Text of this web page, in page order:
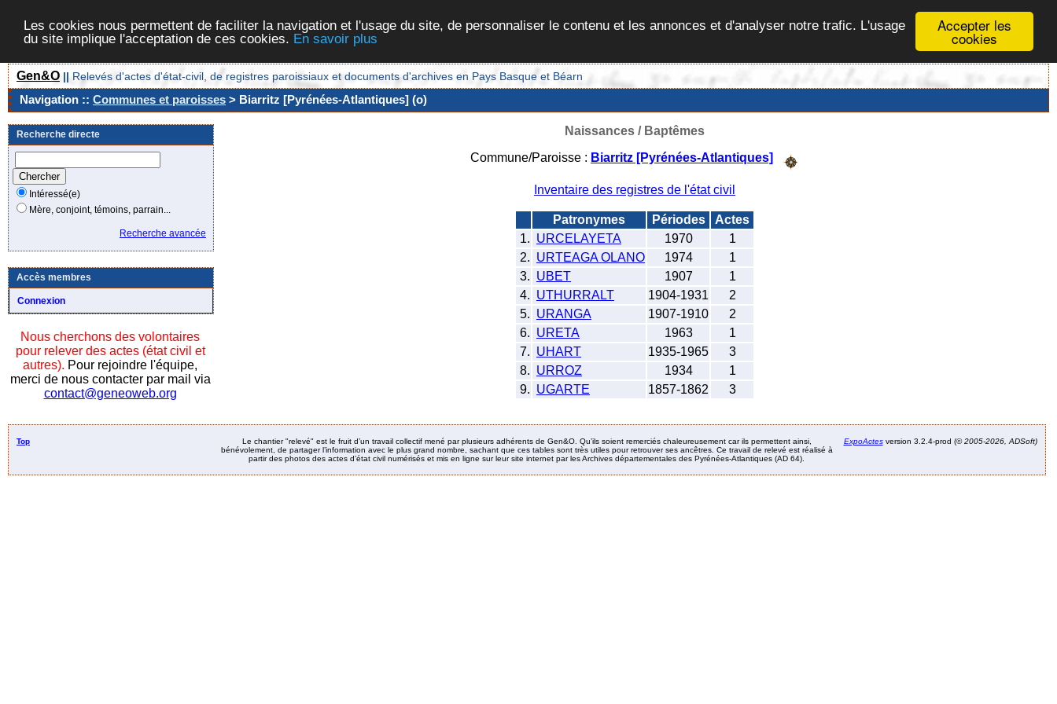
Accepter les
cookies
Les cookies nous permettent de faciliter la navigation et l'usage du site, de personnaliser le contenu et les annonces et d'analyser notre trafic. L'usage
du site implique l'acceptation de ces cookies. En savoir plus
Gen&O || Relevés d'actes d'état-civil, de registres paroissiaux et documents d'archives en Pays Basque et Béarn
Navigation :: Communes et paroisses > Biarritz [Pyrénées-Atlantiques] (o)
Recherche directe
Intéressé(e)
Mère, conjoint, témoins, parrain...
Recherche avancée
Accès membres
Connexion
Nous cherchons des volontaires
pour relever des actes (état civil et
autres). Pour rejoindre l'équipe,
merci de nous contacter par mail via
contact@geneoweb.org
Naissances / Baptêmes
Commune/Paroisse : Biarritz [Pyrénées-Atlantiques]
Inventaire des registres de l'état civil
Patronymes Périodes
Actes
1. URCELAYETA 1970
1
2. URTEAGA OLANO 1974
1
3. UBET 1907
1
4. UTHURRALT 1904-1931
2
5. URANGA 1907-1910
2
6. URETA 1963
1
7. UHART 1935-1965
3
8. URROZ 1934
1
9. UGARTE 1857-1862 3
Top
Le chantier "relevé" est le fruit d’un travail collectif mené par plusieurs adhérents de Gen&O. Qu’ils soient remerciés chaleureusement car ils permettent ainsi,
bénévolement, de partager l’information avec le plus grand nombre, sachant que ces tables sont très utiles pour retrouver ses ancêtres. Ce travail de relevé est réalisé à
partir des photos des actes d’état civil numérisés et mis en ligne sur leur site internet par les Archives départementales des Pyrénées-Atlantiques (AD 64).
ExpoActesversion 3.2.4-prod (©2005-2026, ADSoft)